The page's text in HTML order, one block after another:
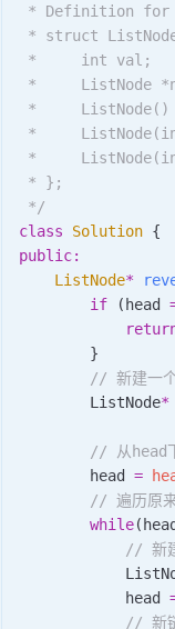
* Definition
* struct
*     int val;
*     ListNode
*
*
*
* };
*/
class Solution {
public:
    ListNode
*
        if
(head
        }
// 新建一
        ListNode
*
// 从head
        head
=
// 遍历原
        while
// 新
            head
// 新